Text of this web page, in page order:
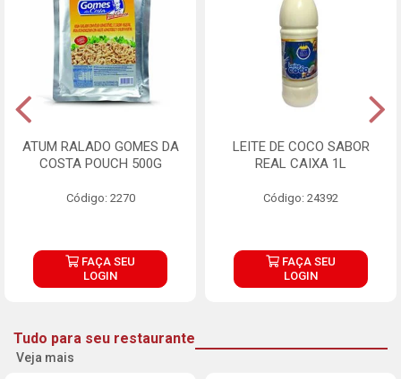
ATUM RALADO GOMES DA
COSTA POUCH 500G
Código: 2270
FAÇA SEU
LOGIN
LEITE DE COCO SABOR
REAL CAIXA 1L
Código: 24392
FAÇA SEU
LOGIN
Tudo para seu restaurante
Veja mais